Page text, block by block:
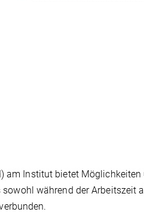
am Institut bietet
während der Arbeitszeit